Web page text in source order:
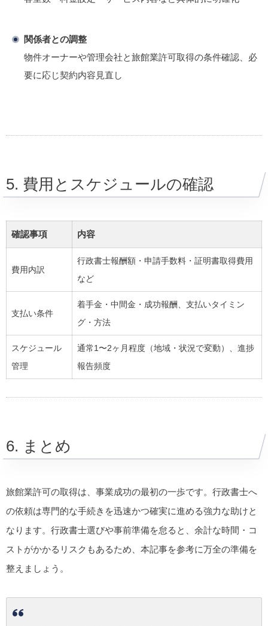
関係者との調整
物件オーナーや管理会社と旅館業許可取得の条件確認、必
要に応じ契約内容見直し
5. 費用とスケジュールの確認
確認事項 内容
費用内訳
行政書士報酬額・申請手数料・証明書取得費用
など
支払い条件
着手金・中間金・成功報酬、支払いタイミン
グ・方法
スケジュール
管理
通常1〜2ヶ月程度（地域・状況で変動）、進捗
報告頻度
6. まとめ
旅館業許可の取得は、事業成功の最初の一歩です。行政書士へ
の依頼は専門的な手続きを迅速かつ確実に進める強力な助けと
なります。行政書士選びや事前準備を怠ると、余計な時間・コ
ストがかかるリスクもあるため、本記事を参考に万全の準備を
整えましょう。